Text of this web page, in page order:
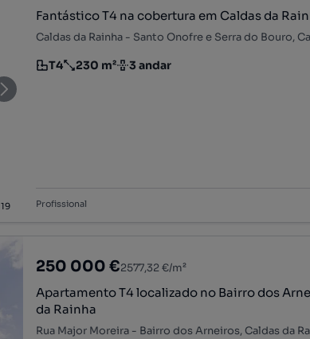
19
Fantástico T4 na cobertura em Caldas da
Caldas da Rainha - Santo Onofre e Serra do Bouro,
Tipologia
T4
Preço por metro quadrado
230 m²
Andar 3 andar
Profissional
250 000 €2577,32 €/m²
Apartamento T4 localizado no Bairro dos
da Rainha